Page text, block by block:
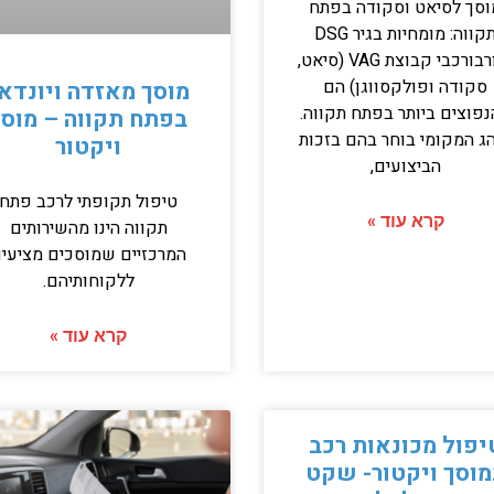
לסיאט וסקודה בפתח
תקווה: מומחיות בגיר DSG
וטורבורכבי קבוצת VAG (סיאט,
סקודה ופולקסווגן) הם
ביותר בפתח תקווה.
המקומי בוחר בהם בזכות
הביצועים,
קרא עוד »
מוסך מאזדה
בפתח תקווה –
ויקטור
טיפול תקופתי לרכב פתח
תקווה הינו מהשירותים
המרכזיים שמוסכים
ללקוחותיהם.
קרא עוד »
מכונאות רכב
ויקטור- שקט